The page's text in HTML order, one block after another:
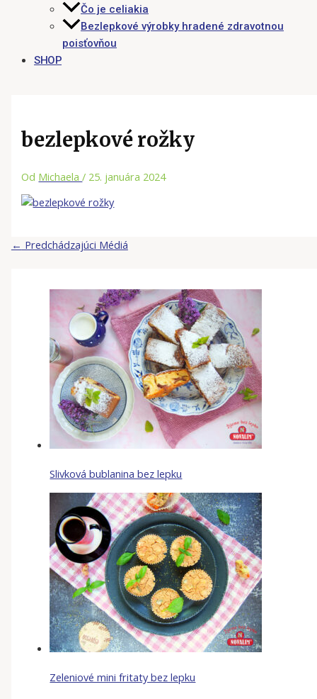
Čo je celiakia
Bezlepkové výrobky hradené zdravotnou
poisťovňou
SHOP
bezlepkové rožky
Od Michaela/ 25. januára 2024
← Predchádzajúci Médiá
Slivková bublanina bez lepku
Zeleniové mini fritaty bez lepku